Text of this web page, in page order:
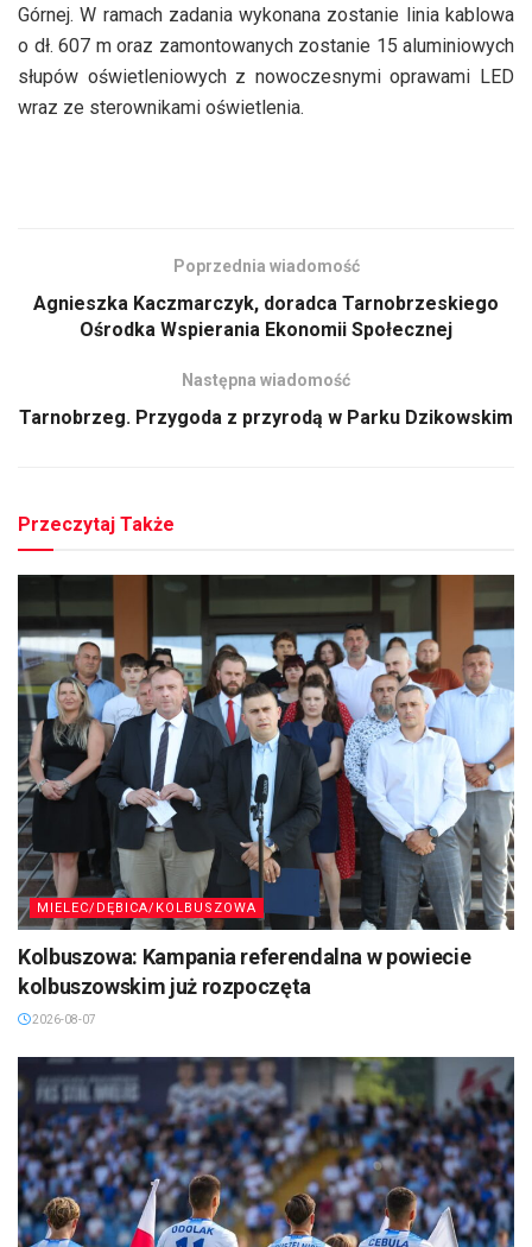
Górnej. W ramach zadania wykonana zostanie linia kablowa
o dł. 607 m oraz zamontowanych zostanie 15 aluminiowych
słupów oświetleniowych z nowoczesnymi oprawami LED
wraz ze sterownikami oświetlenia.
Poprzednia wiadomość
Agnieszka Kaczmarczyk, doradca Tarnobrzeskiego
Ośrodka Wspierania Ekonomii Społecznej
Następna wiadomość
Tarnobrzeg. Przygoda z przyrodą w Parku Dzikowskim
Przeczytaj Także
MIELEC/DĘBICA/KOLBUSZOWA
Kolbuszowa: Kampania referendalna w powiecie
kolbuszowskim już rozpoczęta
2026-08-07